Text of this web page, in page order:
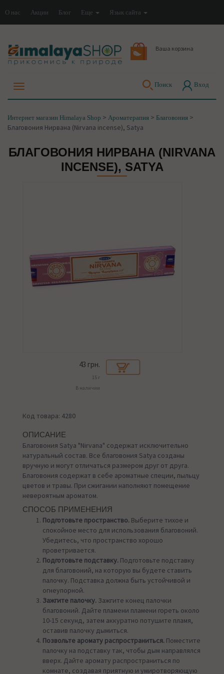
О нас Акции Блог Еще Язык сайта
Ваша корзина
Поиск Вход
Интернет магазин Himalaya Shop > Ароматерапия > Благовония >
Благовония Нирвана (Nirvana incense), Satya
БЛАГОВОНИЯ НИРВАНА (NIRVANA
INCENSE), SATYA
43 грн.
15 г
В наличии
Код товара: 4280
ОПИСАНИЕ
Благовония Satya "Nirvana" содержат исключительно
натуральный состав. Все благовония Satya созданы
вручную и могут отличаться размером друг от друга.
Благовония содержат в себе ароматные специи, пыльцу
цветов и травы. При сжигании наполняют помещение
невероятным ароматом.
СПОСОБ ПРИМЕНЕНИЯ
Подготовьте пространство. Выберите тихое и
спокойное место для использования благовоний.
Убедитесь, что пространство хорошо
проветривается.
Подготовьте подставку. Подготовьте подставку
для благовоний, на которую вы будете ставить
палочку. Подставка должна быть устойчивой и
огнеупорной.
Зажгите палочку. Зажгите конец палочки
благовоний. Дайте пламени пламени гореть около
10-15 секунд, затем аккуратно потушите пламя,
оставив палочку дымиться.
Позвольте аромату распространиться. Поместите
палочку на подставку так, чтобы дым направлялся
вверх. Дайте аромату распространиться по
комнате, создавая приятную и умиротворяющую